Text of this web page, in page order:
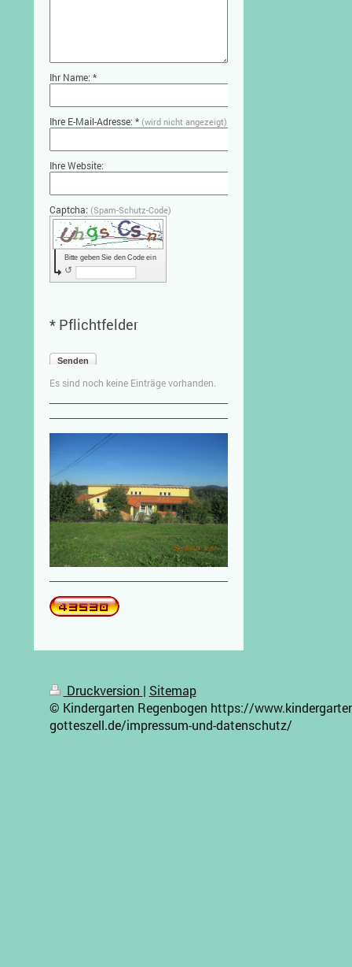
Ihr Name: *
Ihre E-Mail-Adresse: * (wird nicht angezeigt)
Ihre Website:
Captcha: (Spam-Schutz-Code)
Bitte geben Sie den Code ein
↺
* Pflichtfelder
Senden
Es sind noch keine Einträge vorhanden.
Druckversion | Sitemap
© Kindergarten Regenbogen https://
gotteszell.de/impressum-und-datenschutz/